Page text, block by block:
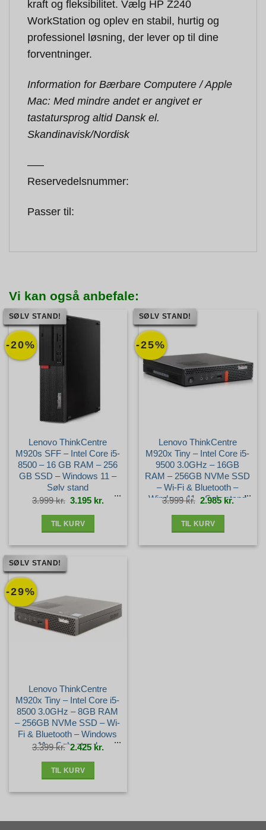
kraft og fleksibilitet. Vælg HP Z240
WorkStation og oplev en stabil, hurtig og
professionel løsning, der lever op til dine
forventninger.
Information for Bærbare Computere / Apple
Mac: Med mindre andet er angivet er
tastatursprog altid Dansk el.
Skandinavisk/Nordisk
—–
Reservedelsnummer:
Passer til:
Vi kan også anbefale:
-20%
SØLV STAND!
Lenovo ThinkCentre
M920s SFF – Intel Core i5-
8500 – 16 GB RAM – 256
GB SSD – Windows 11 –
Sølv stand
3.999kr. Den
oprindelige
pris
3.195 kr. Den
aktuelle
pris
TIL KURV
-25%
SØLV STAND!
Lenovo ThinkCentre
M920x Tiny – Intel Core i5-
9500 3.0GHz – 16GB
RAM – 256GB NVMe SSD
– Wi-Fi & Bluetooth –
Windows 11 – Sølv stand
3.999kr. Den
oprindelige
pris
2.985kr.Den
aktuelle
pris
TIL KURV
-29%
SØLV STAND!
Lenovo ThinkCentre
M920x Tiny – Intel Core i5-
8500 3.0GHz – 8GB RAM
– 256GB NVMe SSD – Wi-
Fi & Bluetooth – Windows
11 – Sølv stand
3.399kr. Den
oprindelige
pris
2.425kr. Den
aktuelle
pris
TIL KURV